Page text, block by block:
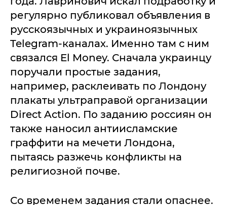
регулярно публиковал объявления в
русскоязычных и украиноязычных
Telegram-каналах. Именно там с ним
связался El Money. Сначала украинцу
поручали простые задания,
например, расклеивать по Лондону
плакаты ультраправой организации
Direct Action. По заданию россиян он
также наносил антиисламские
граффити на мечети Лондона,
пытаясь разжечь конфликты на
религиозной почве.
Со временем задания стали опаснее.